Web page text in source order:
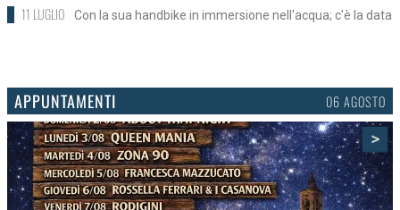
11 LUGLIO Con la sua handbike in immersione nell'acqua; c'è la data
APPUNTAMENTI 03 AGOSTO
>